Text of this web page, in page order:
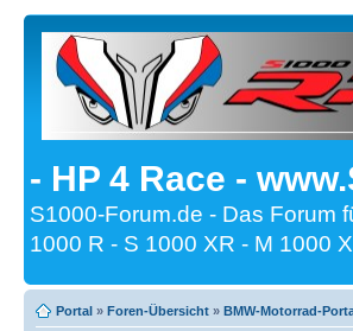
- HP 4 Race -
S1000-Forum.de - Das Forum
1000 R - S 1000 XR - M 1000
Portal » Foren-Übersicht » BMW-Motorrad-